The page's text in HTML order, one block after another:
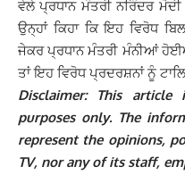
ਵੇਲੇ ਪ੍ਰਧਾਨ ਮੰਤਰੀ ਨਰਿੰਦਰ
ਉਨ੍ਹਾਂ ਕਿਹਾ ਕਿ ਇਹ ਵਿਰੋਧ
ਜੇਕਰ ਪ੍ਰਧਾਨ ਮੰਤਰੀ ਮੰਨੀਆਂ
ਤਾਂ ਇਹ ਵਿਰੋਧ ਪ੍ਰਦਰਸ਼ਨਾਂ ਨੂੰ
Disclaimer: This
purposes only. The
represent the opinions,
TV, nor any of its staff,